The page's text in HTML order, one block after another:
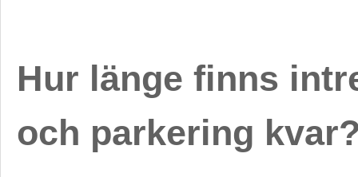
Hur länge finns
och parkering